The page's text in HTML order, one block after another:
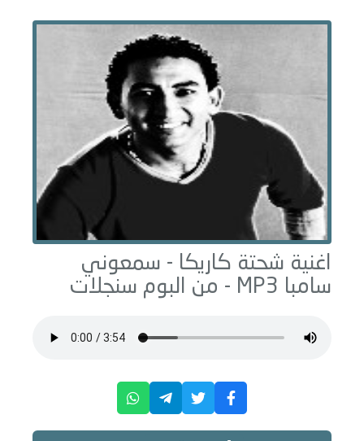
اغنية شحتة كاريكا - سمعوني
سامبا
سنجلات